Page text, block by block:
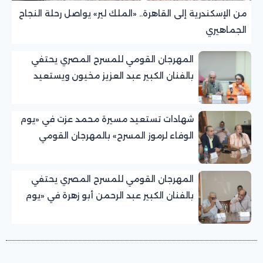
من الإسكندرية إلى القاهرة.. «الملك لير» يواصل رحلة النجاح
الجماهيري
المهرجان القومي للمسرح المصري يحتفي
بالفنان الكبير عبد العزيز مخيون ويستعيد
شهادات تستعيد مسيرة محمد عزت في «يوم
الوفاء لرموز المسرح» بالمهرجان القومي
المهرجان القومي للمسرح المصري يحتفي
بالفنان الكبير عبد الرحمن أبو زهرة في «يوم